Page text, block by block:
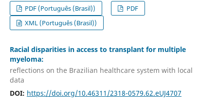
PDF (Português (Brasil))
PDF
XML (Português (Brasil))
Racial disparities in access to transplant for multiple
myeloma:
reflections on the Brazilian healthcare system with local
data
DOI: https://doi.org/10.46311/2318-0579.62.eUJ4707